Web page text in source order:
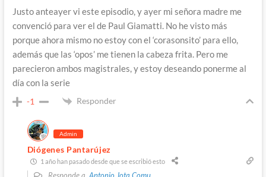
Justo anteayer vi este episodio, y ayer mi señora madre me
convenció para ver el de Paul Giamatti. No he visto más
porque ahora mismo no estoy con el ‘corasonsito’ para ello,
además que las ‘opos’ me tienen la cabeza frita. Pero me
parecieron ambos magistrales, y estoy deseando ponerme al
día con la serie
-1 Responder
Admin
Diógenes Pantarújez
1 año han pasado desde que se escribió esto